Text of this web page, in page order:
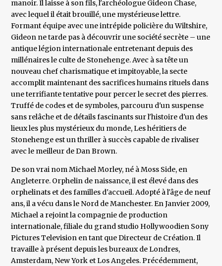
manoir. Il laisse à son fils, l'archéologue Gideon Chase,
avec lequel il était brouillé, une mystérieuse lettre.
Formant équipe avec une intrépide policière du Wiltshire,
Gideon ne tarde pas à découvrir une société secrète – une
antique légion internationale entretenant depuis des
millénaires le culte de Stonehenge. Avec à sa tête un
nouveau chef charismatique et impitoyable, la secte
accomplit maintenant des sacrifices humains rituels dans
une terrifiante tentative pour percer le secret des pierres.
Truffé de codes et de symboles, parcouru d'un suspense
sans relâche et de détails fascinants sur l'histoire d'un des
lieux les plus mystérieux du monde, Les héritiers de
Stonehenge est un thriller à succès capable de rivaliser
avec le meilleur de Dan Brown.
De son vrai nom Michael Morley, né à Moss Side, en
Angleterre. Orphelin de naissance, il est élevé dans des
orphelinats et des familles d'accueil. Adopté à l'âge de neuf
ans, il a vécu dans le Nord de Manchester. En Janvier 2009,
Michael a rejoint la compagnie de production
internationale, filiale du grand studio Hollywoodien Sony
Pictures Television en tant que Directeur de Création. Il
travaille à présent depuis les bureaux de Londres,
Amsterdam, New York et Los Angeles. Précédemment,